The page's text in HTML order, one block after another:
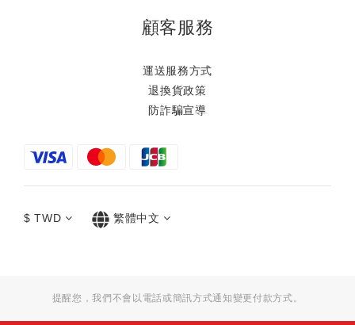
顧客服務
運送服務方式
退換貨政策
防詐騙宣導
$ TWD 繁體中文
提醒您，我們不會以電話或簡訊方式通知變更付款方式。